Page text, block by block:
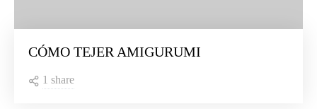
CÓMO TEJER AMIGURUMI
1 share